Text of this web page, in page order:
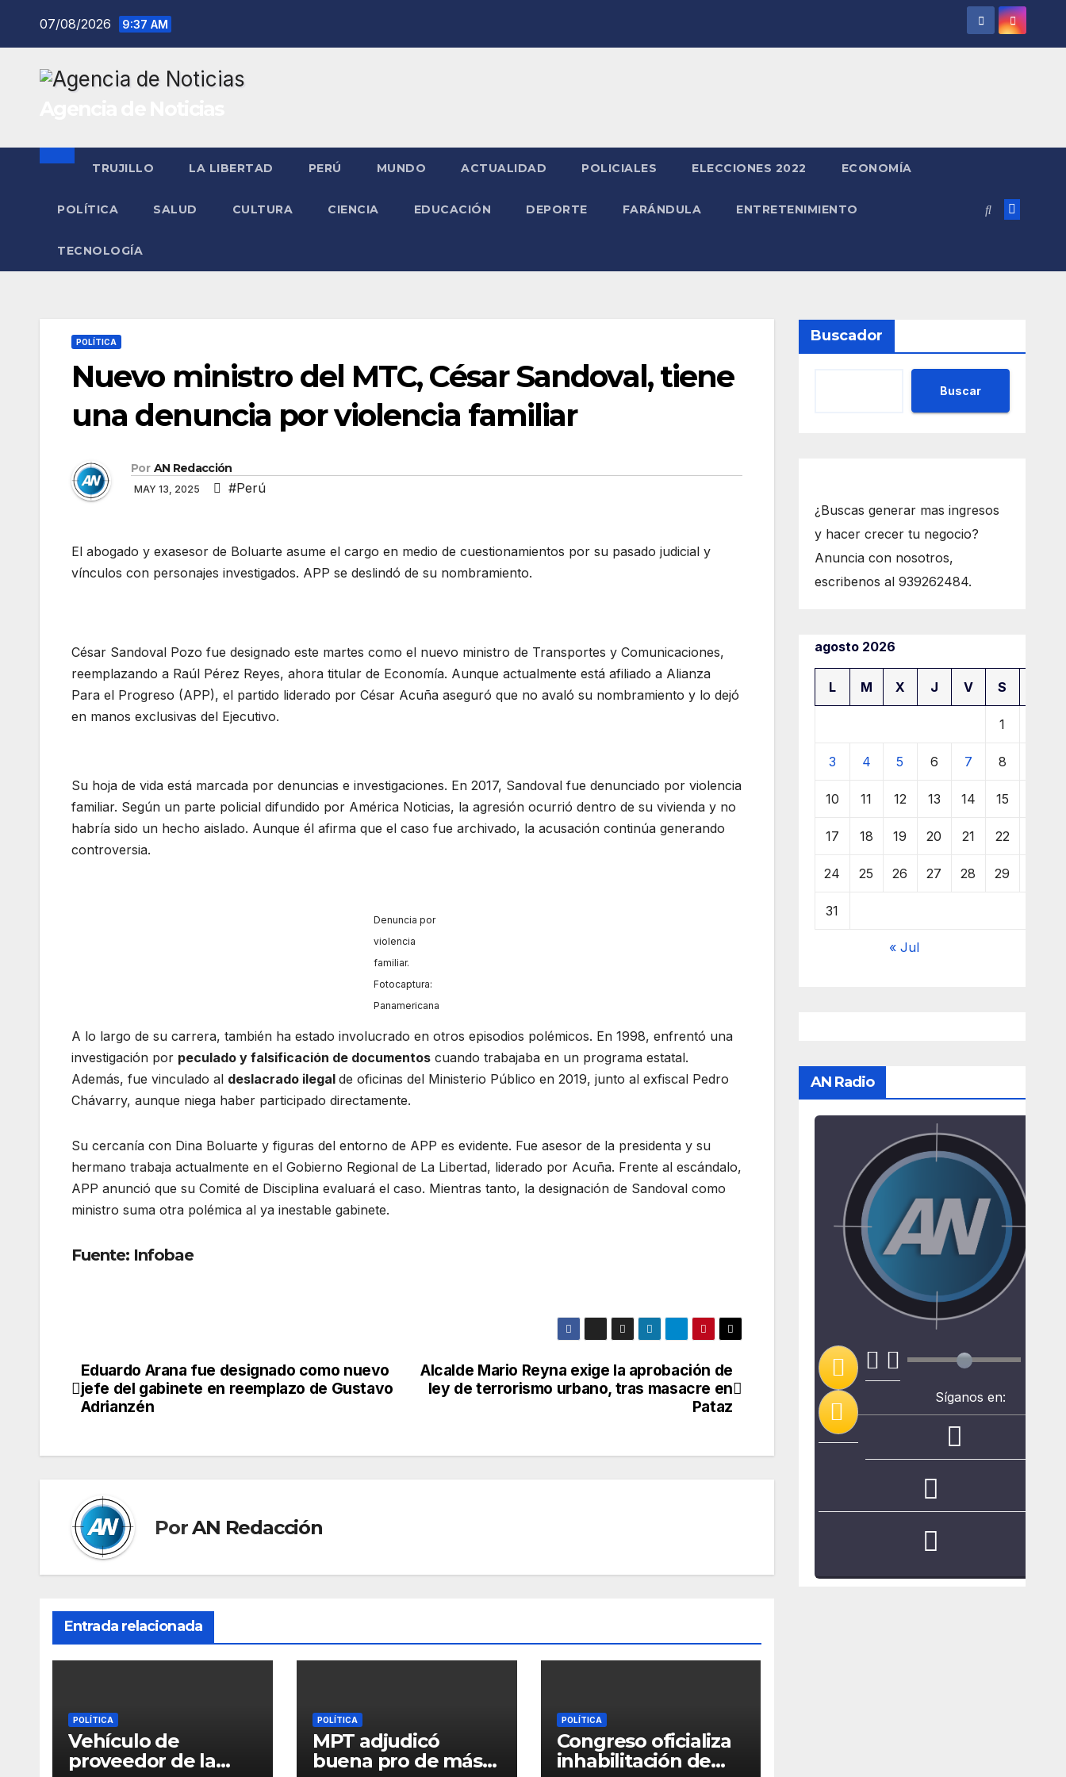
07/08/2026 9:37 AM
TRUJILLO LA LIBERTAD PERÚ MUNDO ACTUALIDAD POLICIALES ELECCIONES 2022 ECONOMÍA
POLÍTICA SALUD CULTURA CIENCIA EDUCACIÓN DEPORTE FARÁNDULA ENTRETENIMIENTO
TECNOLOGÍA
POLÍTICA
Nuevo ministro del MTC, César Sandoval, tiene
una denuncia por violencia familiar
Por AN Redacción
MAY 13, 2025 #Perú
El abogado y exasesor de Boluarte asume el cargo en medio de cuestionamientos por su pasado judicial y
vínculos con personajes investigados. APP se deslindó de su nombramiento.
César Sandoval Pozo fue designado este martes como el nuevo ministro de Transportes y Comunicaciones,
reemplazando a Raúl Pérez Reyes, ahora titular de Economía. Aunque actualmente está afiliado a Alianza
Para el Progreso (APP), el partido liderado por César Acuña aseguró que no avaló su nombramiento y lo dejó
en manos exclusivas del Ejecutivo.
Su hoja de vida está marcada por denuncias e investigaciones. En 2017, Sandoval fue denunciado por violencia
familiar. Según un parte policial difundido por América Noticias, la agresión ocurrió dentro de su vivienda y no
habría sido un hecho aislado. Aunque él afirma que el caso fue archivado, la acusación continúa generando
controversia.
Denuncia por
violencia
familiar.
Fotocaptura:
Panamericana
A lo largo de su carrera, también ha estado involucrado en otros episodios polémicos. En 1998, enfrentó una
investigación por peculado y falsificación de documentos cuando trabajaba en un programa estatal.
Además, fue vinculado al deslacrado ilegal de oficinas del Ministerio Público en 2019, junto al exfiscal Pedro
Chávarry, aunque niega haber participado directamente.
Su cercanía con Dina Boluarte y figuras del entorno de APP es evidente. Fue asesor de la presidenta y su
hermano trabaja actualmente en el Gobierno Regional de La Libertad, liderado por Acuña. Frente al escándalo,
APP anunció que su Comité de Disciplina evaluará el caso. Mientras tanto, la designación de Sandoval como
ministro suma otra polémica al ya inestable gabinete.
Fuente: Infobae
Navegación
de
Alcalde Mario Reyna exige la aprobación de
ley de terrorismo urbano, tras masacre en
Pataz
Eduardo Arana fue designado como nuevo
jefe del gabinete en reemplazo de Gustavo
Adrianzén
PorAN Redacción
Entrada relacionada
POLÍTICA
Vehículo de
proveedor de la
POLÍTICA
MPT adjudicó
buena pro de más
POLÍTICA
Congreso oficializa
inhabilitación de
Buscador
Buscar
¿Buscas generar mas ingresos
y hacer crecer tu negocio?
Anuncia con nosotros,
escribenos al 939262484.
agosto 2026
L M X J V S
1
3 4 5 6 7 8
10 11 12 13 14 15
17 18 19 20 21 22
24 25 26 27 28 29
31
« Jul
AN Radio
Síganos en: